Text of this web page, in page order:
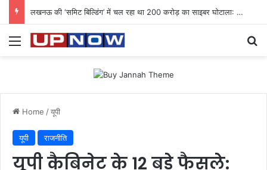
लखनऊ की ‘समिट बिल्डिंग’ में चल रहा था 200 करोड़ का साइबर घोटाला: 40 युवतियों समेत 119 गिरफ्तार
Menu
Home /यूपी
यूपी राजनीति
यूपी कैबिनेट के 12 बड़े फैसले: